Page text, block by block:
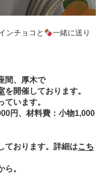
ンチョコと
一緒に送り
間、厚木で
を開催しております。
います。
、材料費：小物1,000
ております。詳細はこち
ら。